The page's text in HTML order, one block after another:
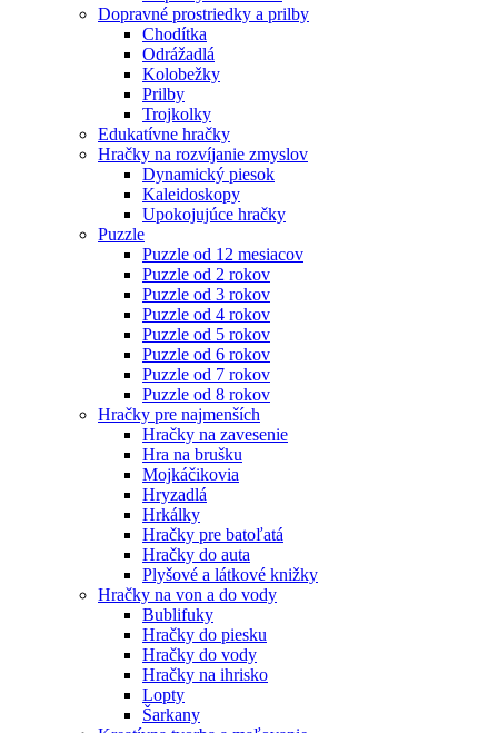
Dopravné prostriedky a prilby
Chodítka
Odrážadlá
Kolobežky
Prilby
Trojkolky
Edukatívne hračky
Hračky na rozvíjanie zmyslov
Dynamický piesok
Kaleidoskopy
Upokojujúce hračky
Puzzle
Puzzle od 12 mesiacov
Puzzle od 2 rokov
Puzzle od 3 rokov
Puzzle od 4 rokov
Puzzle od 5 rokov
Puzzle od 6 rokov
Puzzle od 7 rokov
Puzzle od 8 rokov
Hračky pre najmenších
Hračky na zavesenie
Hra na brušku
Mojkáčikovia
Hryzadlá
Hrkálky
Hračky pre batoľatá
Hračky do auta
Plyšové a látkové knižky
Hračky na von a do vody
Bublifuky
Hračky do piesku
Hračky do vody
Hračky na ihrisko
Lopty
Šarkany